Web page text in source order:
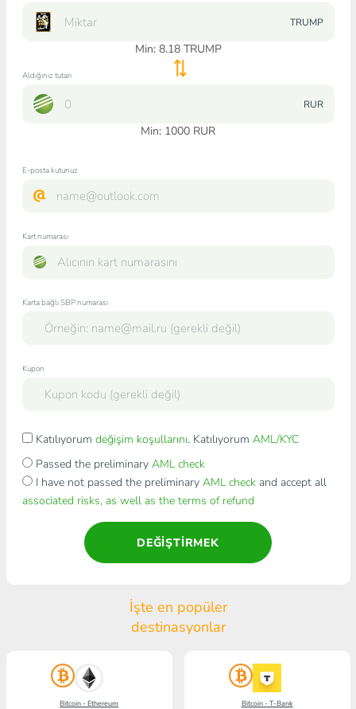
TRUMP
Min: 8.18TRUMP
Aldığınız tutarı
RUR
Min: 1000 RUR
E-posta kutunuz
Kart numarası
Karta bağlı SBP numarası
Kupon
Katılıyorum değişim koşullarını. Katılıyorum AML/KYC
Passed the preliminary AML check
I have not passed the preliminary AML checkand accept all
associated risks, as well as the terms of refund
DEĞIŞTIRMEK
İşte en popüler
destinasyonlar
Bitcoin - Ethereum Bitcoin - T-Bank